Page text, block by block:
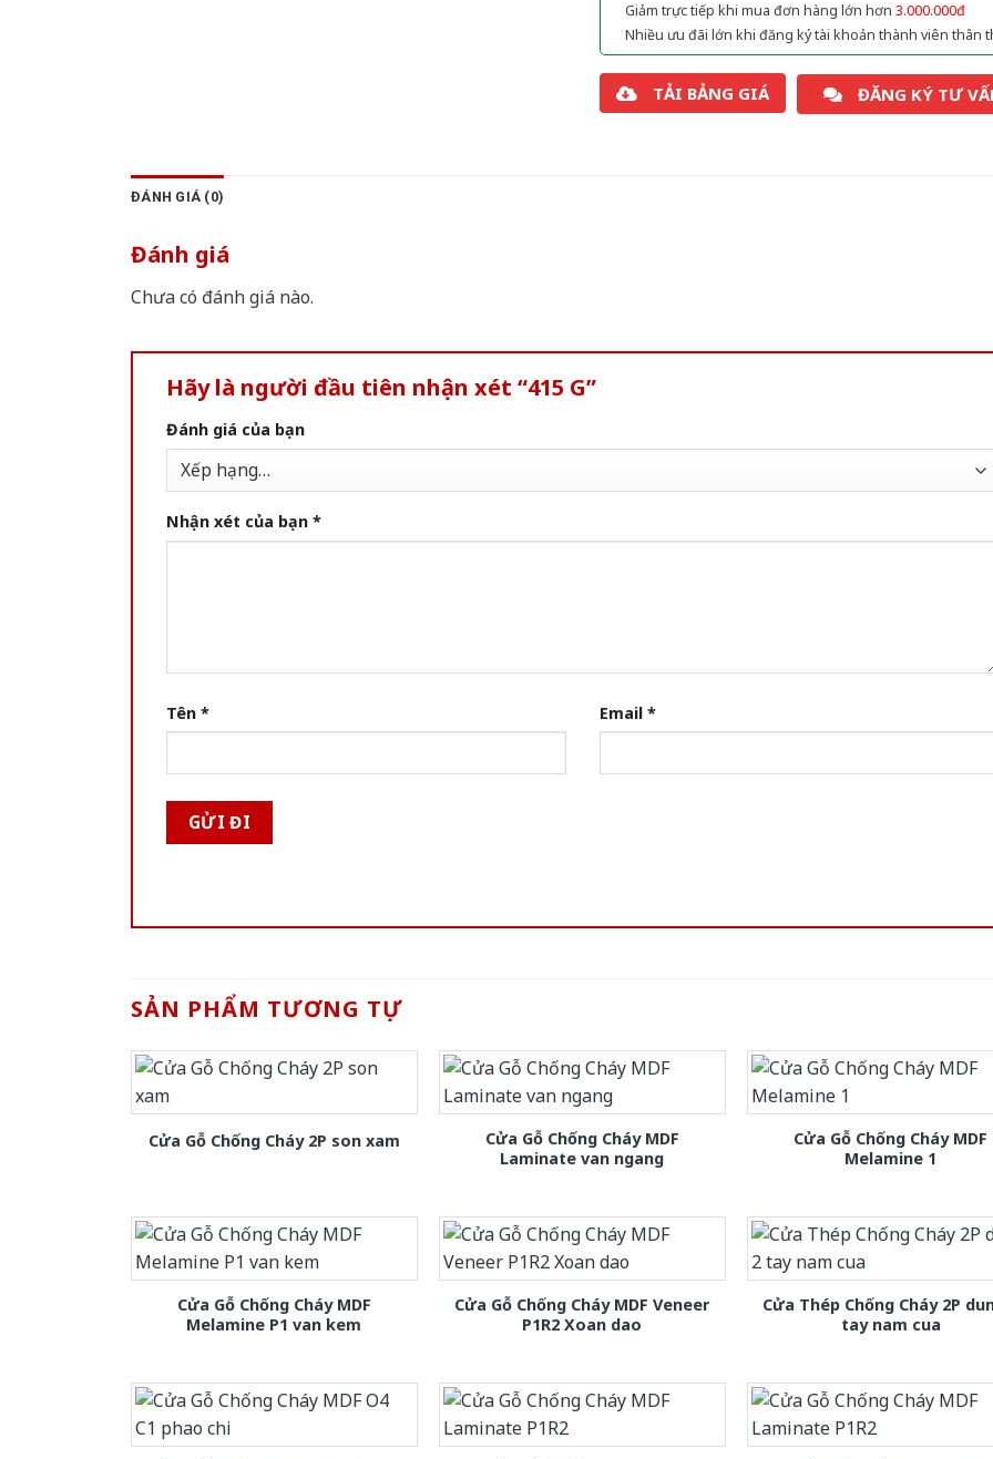
Giảm trực tiếp khi mua đơn hàng lớn hơn 3.000.000đ
Nhiều ưu đãi lớn khi đăng ký tài khoản thành viên thân
TẢI BẢNG GIÁ ĐĂNG KÝ TƯ
ĐÁNH GIÁ (0)
Đánh giá
Chưa có đánh giá nào.
Hãy là người đầu tiên nhận xét “415 G”
Đánh giá của bạn
Nhận xét của bạn *
Tên * Email *
SẢN PHẨM TƯƠNG TỰ
Cửa Gỗ Chống Cháy 2P son xam
Cửa Gỗ Chống Cháy MDF
Laminate van ngang
Cửa Gỗ Chống Cháy MDF
Melamine 1
Cửa Gỗ Chống Cháy MDF
Melamine P1 van kem
Cửa Gỗ Chống Cháy MDF Veneer
P1R2 Xoan dao
Cửa Thép Chống Cháy 2P
tay nam cua